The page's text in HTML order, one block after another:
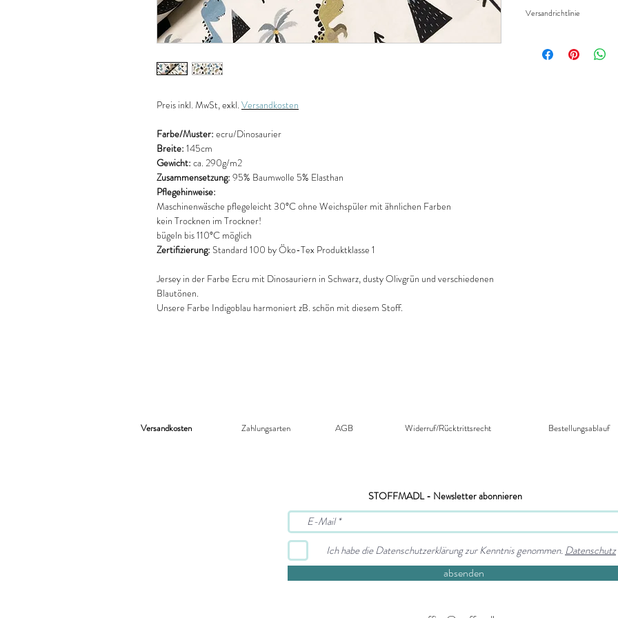
Preis inkl. MwSt, exkl. Versandkosten
Farbe/Muster: ecru/Dinosaurier
Breite: 145cm
Gewicht: ca. 290g/m2
Zusammensetzung: 95% Baumwolle 5% Elasthan
Pflegehinweise:
Maschinenwäsche pflegeleicht 30°C ohne Weichspüler mit ähnlichen Farben
kein Trocknen im Trockner!
bügeln bis 110°C möglich
Zertifizierung: Standard 100 by Öko-Tex Produktklasse 1
Jersey in der Farbe Ecru mit Dinosauriern in Schwarz, dusty Olivgrün und verschiedenen
Blautönen.
Unsere Farbe Indigoblau harmoniert zB. schön mit diesem Stoff.
eingeben.
Versandrichtlinie
Versandkosten Zahlungsarten AGB Widerruf/Rücktrittsrecht​ Bestellungsablauf
STOFFMADL - Newsletter abonnieren
Ich habe die Datenschutzerklärung zur Kenntnis genommen.Datenschutz
absenden